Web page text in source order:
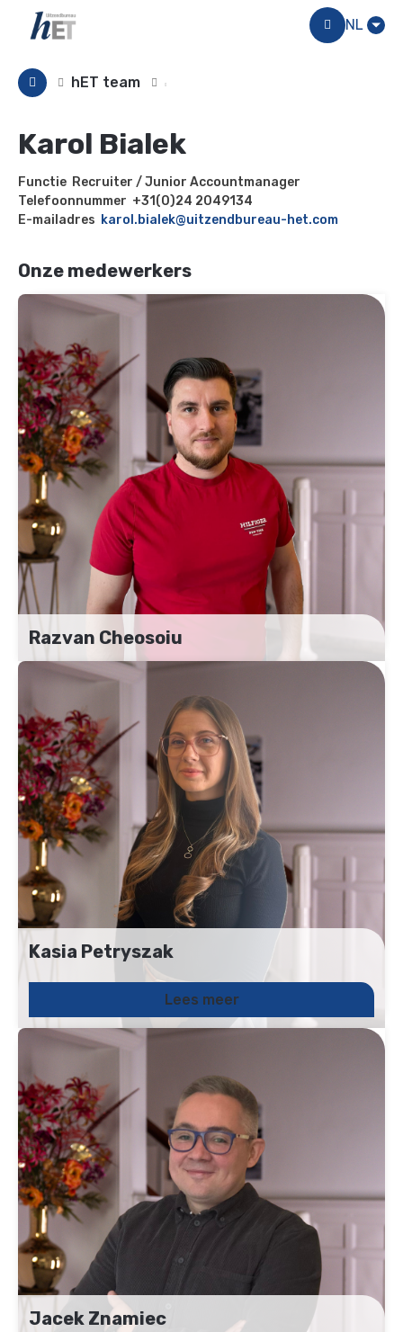
Menu
NL
hET team
Karol Bialek
Functie Recruiter / Junior Accountmanager
Telefoonnummer +31(0)24 2049134
E-mailadres karol.bialek@uitzendbureau-het.com
Onze medewerkers
Razvan Cheosoiu
Facility Coördinator
+31 (0)6 – 21 58 89 22
Razvan.cheosoiu@uitzendbureau-het.com
Kasia Petryszak
Lees meer
Jacek Znamiec